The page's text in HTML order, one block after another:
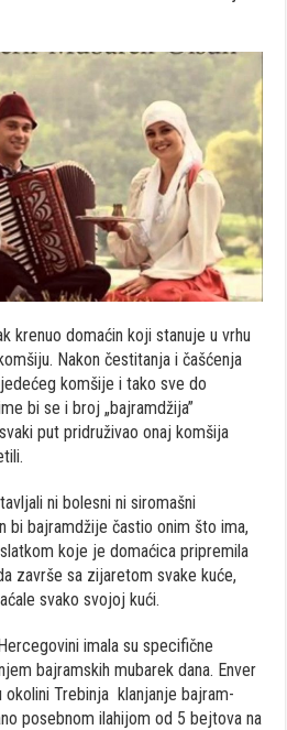
krenuo domaćin koji stanuje u vrhu
Nakon čestitanja i čašćenja
komšije i tako sve do
bi se i broj „bajramdžija”
put pridruživao onaj komšija
ni bolesni ni siromašni
bi bajramdžije častio onim što ima,
koje je domaćica pripremila
završe sa zijaretom svake kuće,
svako svojoj kući.
imala su specifične
bajramskih mubarek dana. Enver
okolini Trebinja klanjanje bajram-
posebnom ilahijom od 5 bejtova na